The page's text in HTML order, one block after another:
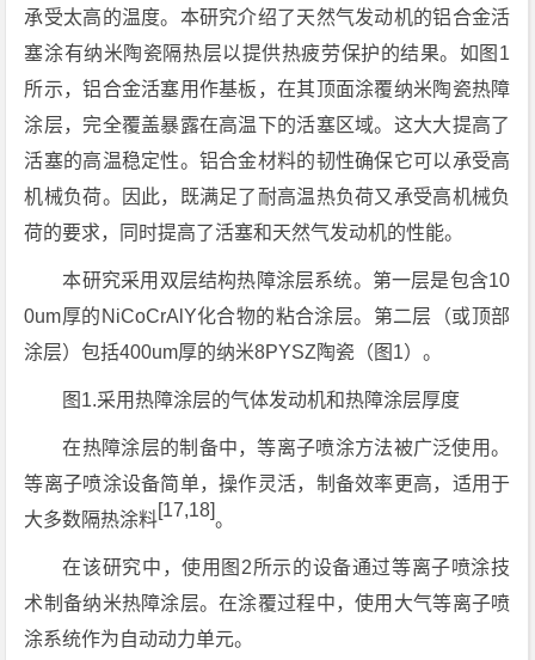
承受太高的温度。本研究介绍了天然气发动机的铝合金活
塞涂有纳米陶瓷隔热层以提供热疲劳保护的结果。如图1
所示，铝合金活塞用作基板，在其顶面涂覆纳米陶瓷热障
涂层，完全覆盖暴露在高温下的活塞区域。这大大提高了
活塞的高温稳定性。铝合金材料的韧性确保它可以承受高
机械负荷。因此，既满足了耐高温热负荷又承受高机械负
荷的要求，同时提高了活塞和天然气发动机的性能。
本研究采用双层结构热障涂层系统。第一层是包含10
0um厚的NiCoCrAlY化合物的粘合涂层。第二层（或顶部
涂层）包括400um厚的纳米8PYSZ陶瓷（图1）。
图1.采用热障涂层的气体发动机和热障涂层厚度
在热障涂层的制备中，等离子喷涂方法被广泛使用。
等离子喷涂设备简单，操作灵活，制备效率更高，适用于
大多数隔热涂料[17,18]。
在该研究中，使用图2所示的设备通过等离子喷涂技
术制备纳米热障涂层。在涂覆过程中，使用大气等离子喷
涂系统作为自动动力单元。